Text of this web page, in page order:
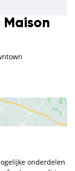
Maison
onderdelen